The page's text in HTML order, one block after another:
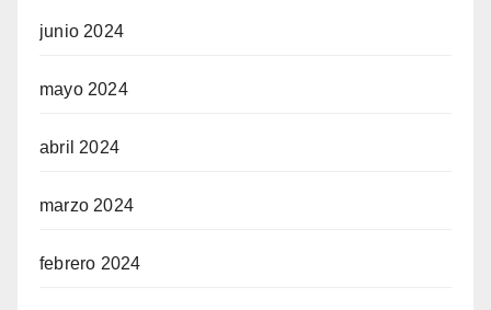
junio 2024
mayo 2024
abril 2024
marzo 2024
febrero 2024